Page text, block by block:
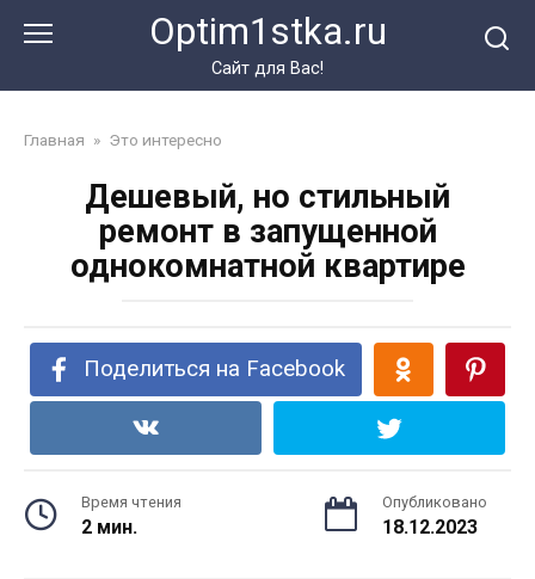
Optim1stka.ru
Сайт для Вас!
Главная » Это интересно
Дешевый, но стильный
ремонт в запущенной
однокомнатной квартире
Поделиться на Facebook
Время чтения
2 мин.
Опубликовано
18.12.2023